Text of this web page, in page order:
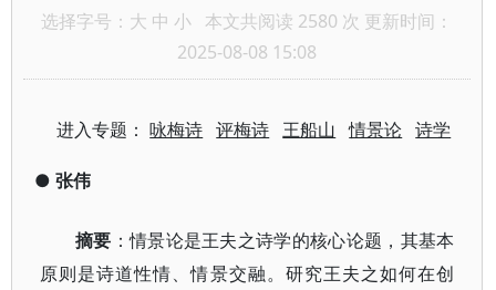
选择字号： 大 中 小 本文共阅读 2580 次 更新时间：
2025-08-08 15:08
进入专题：咏梅诗 评梅诗 王船山 情景论 诗学
● 张伟
摘要 ：情景论是王夫之诗学的核心论题，其基本
原则是诗道性情、情景交融。研究王夫之如何在创